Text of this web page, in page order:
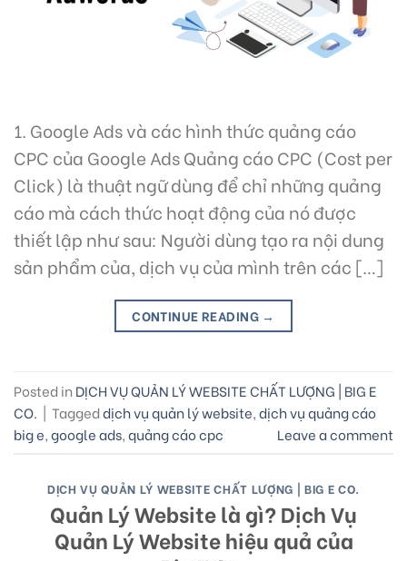
1. Google Ads và các hình thức quảng cáo
CPC của Google Ads Quảng cáo CPC (Cost per
Click) là thuật ngữ dùng để chỉ những quảng
cáo mà cách thức hoạt động của nó được
thiết lập như sau: Người dùng tạo ra nội dung
sản phẩm của, dịch vụ của mình trên các […]
CONTINUE READING →
Posted in DỊCH VỤ QUẢN LÝ WEBSITE CHẤT LƯỢNG | BIG E
CO. | Taggeddịch vụ quản lý website,dịch vụ quảng cáo
big e,google ads,quảng cáo cpc Leave a comment
DỊCH VỤ QUẢN LÝ WEBSITE CHẤT LƯỢNG | BIG E CO.
Quản Lý Website là gì? Dịch Vụ
Quản Lý Website hiệu quả của